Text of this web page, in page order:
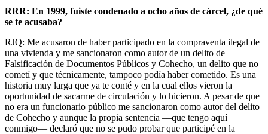
RRR: En 1999, fuiste condenado a ocho años de cárcel, ¿de qué
se te acusaba?
RJQ: Me acusaron de haber participado en la compraventa ilegal de
una vivienda y me sancionaron como autor de un delito de
Falsificación de Documentos Públicos y Cohecho, un delito que no
cometí y que técnicamente, tampoco podía haber cometido. Es una
historia muy larga que ya te conté y en la cual ellos vieron la
oportunidad de sacarme de circulación y lo hicieron. A pesar de que
no era un funcionario público me sancionaron como autor del delito
de Cohecho y aunque la propia sentencia ––que tengo aquí
conmigo–– declaró que no se pudo probar que participé en la